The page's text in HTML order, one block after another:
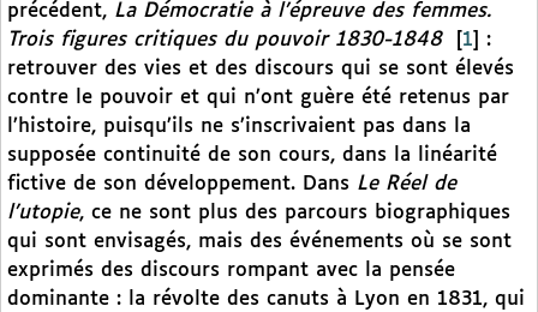
précédent, La Démocratie à l’épreuve des femmes.
Trois figures critiques du pouvoir 1830-1848
1
:
retrouver des vies et des discours qui se sont élevés
contre le pouvoir et qui n’ont guère été retenus par
l’histoire, puisqu’ils ne s’inscrivaient pas dans la
supposée continuité de son cours, dans la linéarité
fictive de son développement. Dans Le Réel de
l’utopie, ce ne sont plus des parcours biographiques
qui sont envisagés, mais des événements où se sont
exprimés des discours rompant avec la pensée
dominante : la révolte des canuts à Lyon en 1831, qui